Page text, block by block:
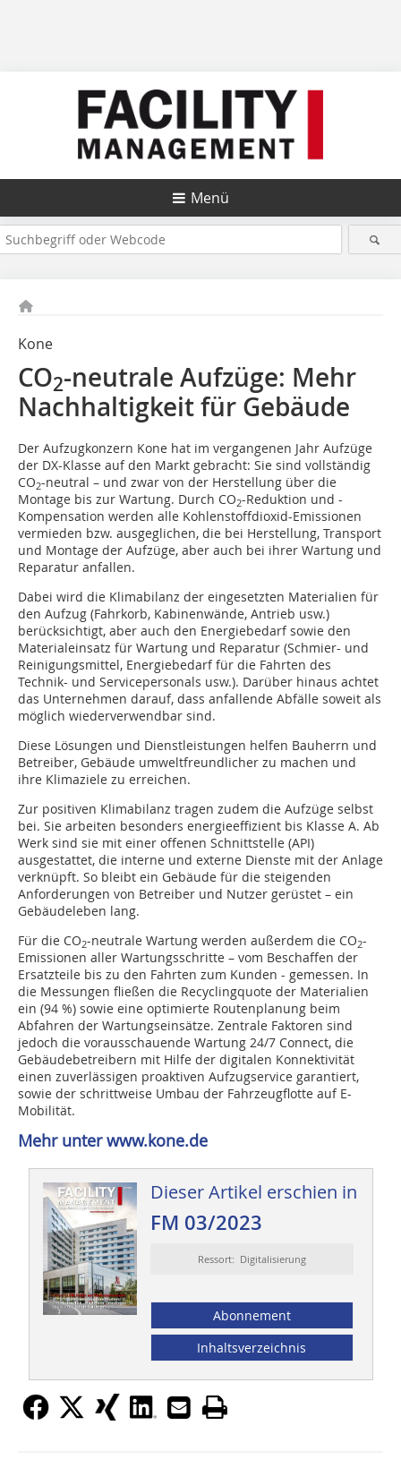
Menü
Kone
CO2-neutrale Aufzüge: Mehr
Nachhaltigkeit für Gebäude
Der Aufzugkonzern Kone hat im vergangenen Jahr Aufzüge
der DX-Klasse auf den Markt gebracht: Sie sind vollständig
CO2-neutral – und zwar von der Herstellung über die
Montage bis zur Wartung. Durch CO2-Reduktion und -
Kompensation werden alle Kohlenstoffdioxid-Emissionen
vermieden bzw. ausgeglichen, die bei Herstellung, Transport
und Montage der Aufzüge, aber auch bei ihrer Wartung und
Reparatur anfallen.
Dabei wird die Klimabilanz der eingesetzten Materialien für
den Aufzug (Fahrkorb, Kabinenwände, Antrieb usw.)
berücksichtigt, aber auch den Energiebedarf sowie den
Materialeinsatz für Wartung und Reparatur (Schmier- und
Reinigungsmittel, Energiebedarf für die Fahrten des
Technik- und Servicepersonals usw.). Darüber hinaus achtet
das Unternehmen darauf, dass anfallende Abfälle soweit als
möglich wiederverwendbar sind.
Diese Lösungen und Dienstleistungen helfen Bauherrn und
Betreiber, Gebäude umweltfreundlicher zu machen und
ihre Klimaziele zu erreichen.
Zur positiven Klimabilanz tragen zudem die Aufzüge selbst
bei. Sie arbeiten besonders energieeffizient bis Klasse A. Ab
Werk sind sie mit einer offenen Schnittstelle (API)
ausgestattet, die interne und externe Dienste mit der Anlage
verknüpft. So bleibt ein Gebäude für die steigenden
Anforderungen von Betreiber und Nutzer gerüstet – ein
Gebäudeleben lang.
Für die CO2-neutrale Wartung werden außerdem die CO2-
Emissionen aller Wartungsschritte – vom Beschaffen der
Ersatzteile bis zu den Fahrten zum Kunden - gemessen. In
die Messungen fließen die Recyclingquote der Materialien
ein (94 %) sowie eine optimierte Routenplanung beim
Abfahren der Wartungseinsätze. Zentrale Faktoren sind
jedoch die vorausschauende Wartung 24/7 Connect, die
Gebäudebetreibern mit Hilfe der digitalen Konnektivität
einen zuverlässigen proaktiven Aufzugservice garantiert,
sowie der schrittweise Umbau der Fahrzeugflotte auf E-
Mobilität.
Mehr unter www.kone.de
Dieser Artikel erschien in
FM 03/2023
Ressort: Digitalisierung
Abonnement
Inhaltsverzeichnis